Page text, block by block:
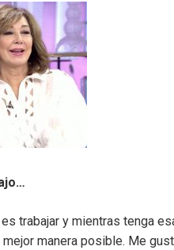
trabajar y mientras tenga
manera posible. Me